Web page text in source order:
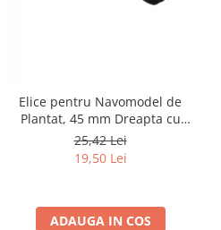
Elice pentru Navomodel de
Plantat, 45 mm Dreapta cu
Filet M4 – Design cu Două
Pale și Vârf Rotund
25,42 Lei
19,50 Lei
ADAUGA IN COS